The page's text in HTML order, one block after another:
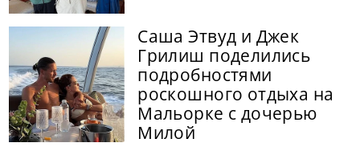
Саша Этвуд и Джек
Грилиш поделились
подробностями
роскошного отдыха на
Мальорке с дочерью
Милой